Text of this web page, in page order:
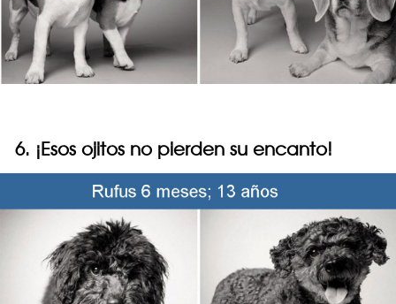
6. ¡Esos ojitos no pierden su encanto!